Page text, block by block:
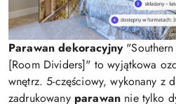
Parawan dekoracyjny
[Room Dividers]" to wyjątkowa
wnętrz. 5-częściowy, wykonany z
zadrukowany parawan nie tylko